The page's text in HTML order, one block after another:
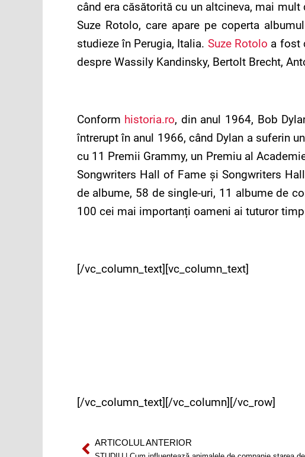
când era căsătorită cu un altcineva, mai
Suze Rotolo, care apare pe coperta
studieze în Perugia, Italia. Suze Rotolo a fost
despre Wassily Kandinsky, Bertolt Brecht,
Conform historia.ro, din anul 1964, Bob
întrerupt în anul 1966, când Dylan a suferin
cu 11 Premii Grammy, un Premiu al
Songwriters Hall of Fame și Songwriters
de albume, 58 de single-uri, 11 albume de
100 cei mai importanți oameni ai tuturor
[/vc_column_text][vc_column_text]
[/vc_column_text][/vc_column][/vc_row]
Prev
ARTICOLUL ANTERIOR